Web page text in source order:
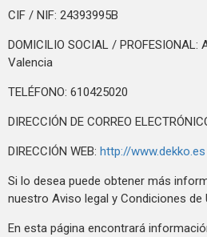
CIF / NIF: 24393995B
DOMICILIO SOCIAL /
Valencia
TELÉFONO: 610425020
DIRECCIÓN DE CORREO
DIRECCIÓN WEB: http://www.dekko.es
Si lo desea puede obtener más
nuestro Aviso legal y Condiciones de
En esta página encontrará